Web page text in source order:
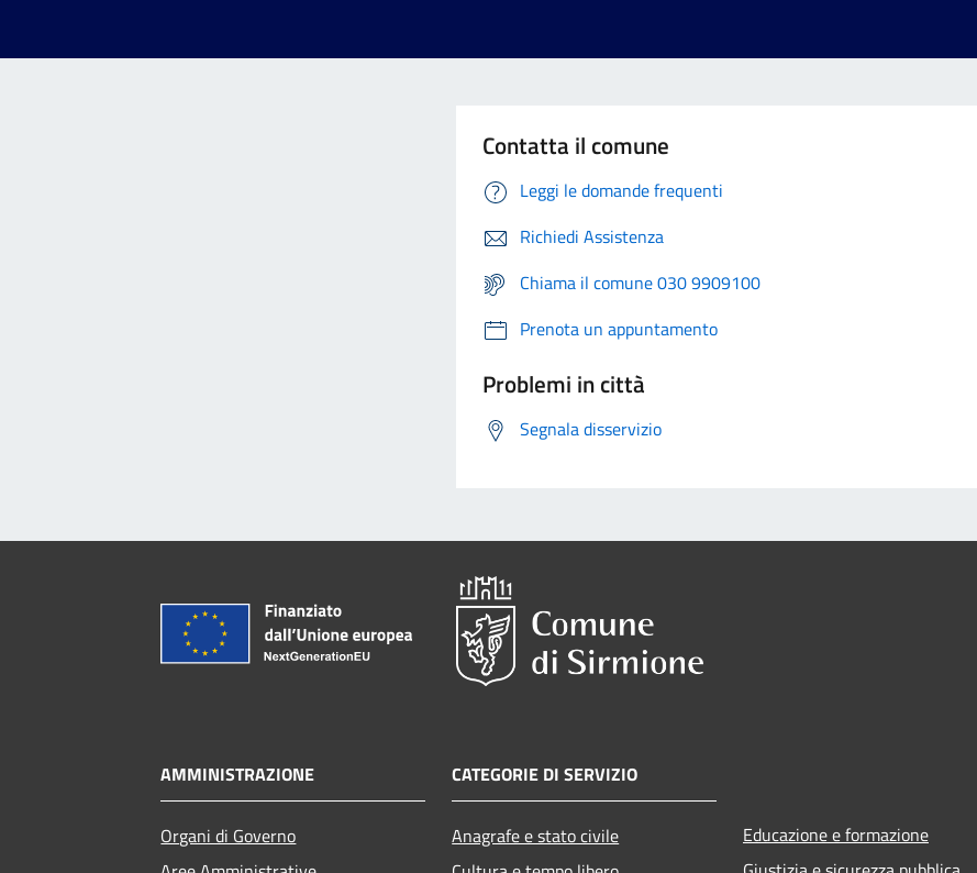
Contatta il comune
Leggi le domande frequenti
Richiedi Assistenza
Chiama il comune 030 9909100
Prenota un appuntamento
Problemi in città
Segnala disservizio
AMMINISTRAZIONE
Organi di Governo
CATEGORIE DI SERVIZIO
Anagrafe e stato civile
Educazione e formazione